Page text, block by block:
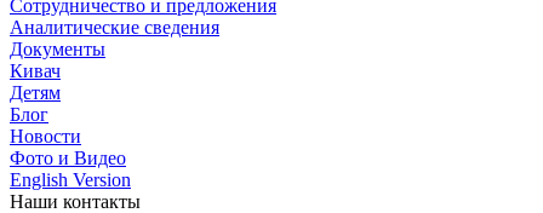
Сотрудничество и предложения
Аналитические сведения
Документы
Кивач
Детям
Блог
Новости
Фото и Видео
English Version
Наши контакты